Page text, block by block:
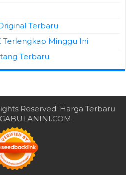
Terbaru
Terlengkap Minggu Ini
Terbaru
Reserved. Harga Terbaru